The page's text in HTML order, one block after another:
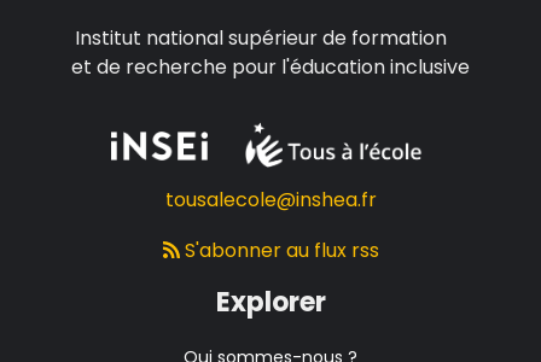
Institut national supérieur de formation
et de recherche pour l'éducation inclusive
tousalecole@inshea.fr
S'abonner au flux rss
Explorer